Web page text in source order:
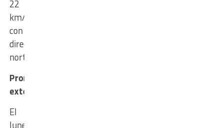
22
km/h
con
dirección
norte.
Pronóstico
extendido
El
lunes